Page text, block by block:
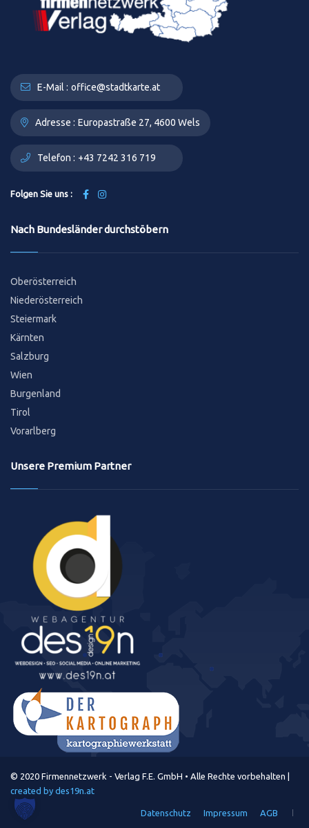
E-Mail : office@stadtkarte.at
Adresse : Europastraße 27, 4600 Wels
Telefon : +43 7242 316 719
Folgen Sie uns :
Nach Bundesländer durchstöbern
Oberösterreich
Niederösterreich
Steiermark
Kärnten
Salzburg
Wien
Burgenland
Tirol
Vorarlberg
Unsere Premium Partner
© 2020 Firmennetzwerk - Verlag F.E. GmbH • Alle Rechte vorbehalten |
created by des19n.at
Datenschutz Impressum AGB